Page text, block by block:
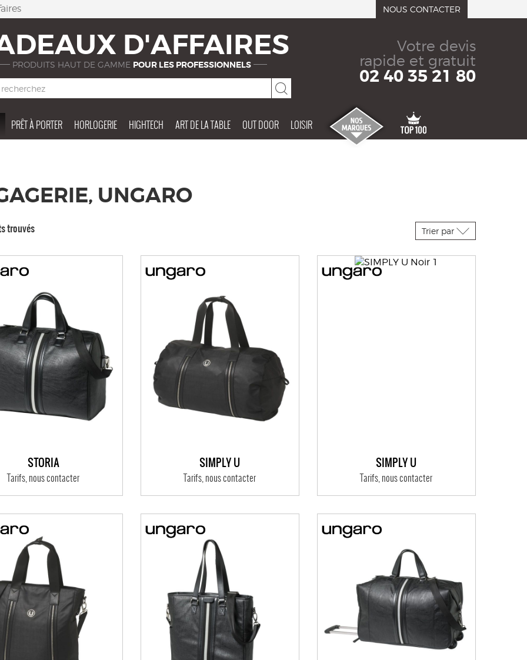
NOUS CONTACTER
D'AFFAIRES
PRODUITS HAUT DE GAMME POUR LES PROFESSIONNELS
Votre devis
rapide et gratuit
02 40 35 21 80
PRÊT À PORTER HORLOGERIE HIGHTECH ART DE LA TABLE OUT DOOR LOISIR
UNGARO
trouvés Trier par
STORIA
Tarifs, nous contacter
SIMPLY U
Tarifs, nous contacter
SIMPLY U
Tarifs, nous contacter